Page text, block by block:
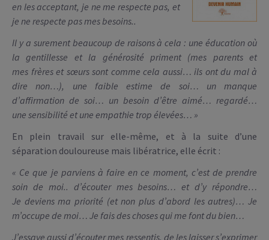
en les acceptant, je ne me respecte pas, et
je ne respecte pas mes besoins..
Il y a surement beaucoup de raisons à cela : une éducation où
la gentillesse et la générosité priment (mes parents et
mes frères et sœurs sont comme cela aussi… ils ont du mal à
dire non…), une faible estime de soi… un manque
d’affirmation de soi… un besoin d’être aimé… regardé…
une sensibilité et une empathie trop élevées… »
En plein travail sur elle-même, et à la suite d’une
séparation douloureuse mais libératrice, elle écrit :
« Ce que je parviens à faire en ce moment, c’est de prendre
soin de moi.. d’écouter mes besoins… et d’y répondre…
Je deviens ma priorité (et non plus d’abord les autres)… Je
m’occupe de moi… Je fais des choses qui me font du bien…
J’essaye aussi d’écouter mes ressentis, de les laisser s’exprimer